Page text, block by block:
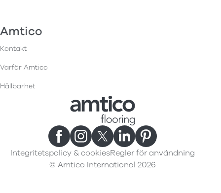
Amtico
Kontakt
Varför Amtico
Hållbarhet
Integritetspolicy & cookiesRegler för användning
© Amtico International 2026